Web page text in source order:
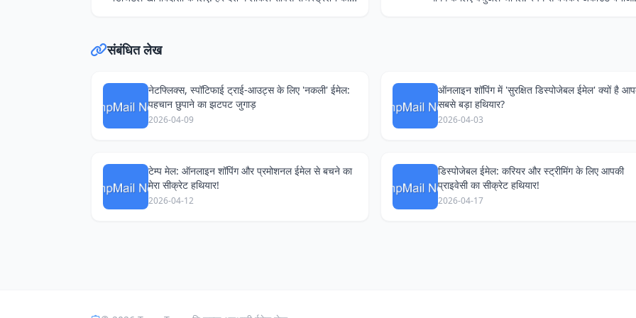
संबंधित लेख
नेटफ्लिक्स, स्पॉटिफाई ट्राई-आउट्स के लिए 'नकली' ईमेल:
पहचान छुपाने का झटपट जुगाड़
2026-04-09
ऑनलाइन शॉपिंग में 'सुरक्षित डिस्पोजेबल ईमेल' क्यों है
सबसे बड़ा हथियार?
2026-04-03
टेम्प मेल: ऑनलाइन शॉपिंग और प्रमोशनल ईमेल से बचने का
मेरा सीक्रेट हथियार!
2026-04-12
डिस्पोजेबल ईमेल: करियर और स्ट्रीमिंग के लिए आपकी
प्राइवेसी का सीक्रेट हथियार!
2026-04-17